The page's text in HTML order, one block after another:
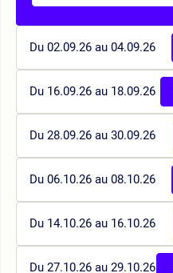
Du 02.09.26 au 04.09.26
Du 16.09.26 au 18.09.26
Du 28.09.26 au 30.09.26
Du 06.10.26 au 08.10.26
Du 14.10.26 au 16.10.26
Du 27.10.26 au 29.10.26